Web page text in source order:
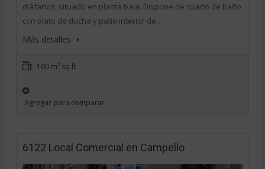
diáfanos, situado en planta baja. Dispone de cuarto de baño
con plato de ducha y patio interior de…
Más detalles
100 m² sq ft
Agregar para comparar
6122 Local Comercial en Campello